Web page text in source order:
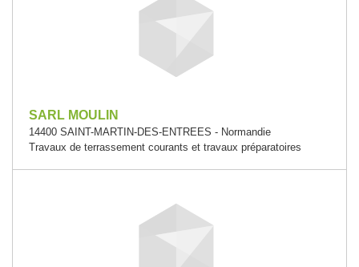
SARL MOULIN
14400 SAINT-MARTIN-DES-ENTREES - Normandie
Travaux de terrassement courants et travaux préparatoires